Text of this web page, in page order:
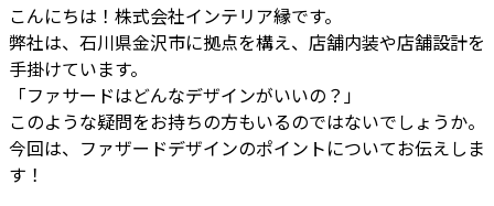
こんにちは！株式会社インテリア縁です。
弊社は、石川県金沢市に拠点を構え、店舗内装や店舗設計を
手掛けています。
「ファサードはどんなデザインがいいの？」
このような疑問をお持ちの方もいるのではないでしょうか。
今回は、ファザードデザインのポイントについてお伝えしま
す！